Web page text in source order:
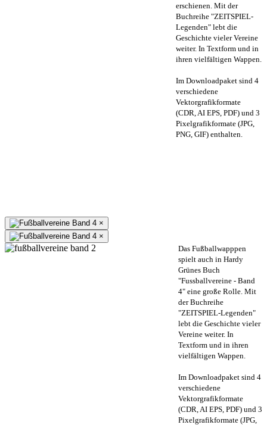
erschienen. Mit der
Buchreihe "ZEITSPIEL-
Legenden" lebt die
Geschichte vieler Vereine
weiter. In Textform und in
ihren vielfältigen Wappen.
Im Downloadpaket sind 4
verschiedene
Vektorgrafikformate
(CDR, AI EPS, PDF) und 3
Pixelgrafikformate (JPG,
PNG, GIF) enthalten.
×
×
Das Fußballwapppen
spielt auch in Hardy
Grünes Buch
"Fussballvereine - Band
4" eine große Rolle. Mit
der Buchreihe
"ZEITSPIEL-Legenden"
lebt die Geschichte vieler
Vereine weiter. In
Textform und in ihren
vielfältigen Wappen.
Im Downloadpaket sind 4
verschiedene
Vektorgrafikformate
(CDR, AI EPS, PDF) und 3
Pixelgrafikformate (JPG,